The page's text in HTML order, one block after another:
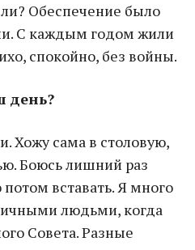
Обеспечение было
С каждым годом жили
спокойно, без войны.
день?
Хожу сама в столовую,
Боюсь лишний раз
вставать. Я много
людьми, когда
Совета. Разные